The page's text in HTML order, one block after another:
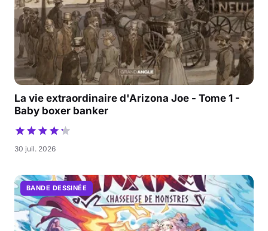
La vie extraordinaire d'Arizona Joe - Tome 1 -
Baby boxer banker
30 juil. 2026
BANDE DESSINÉE